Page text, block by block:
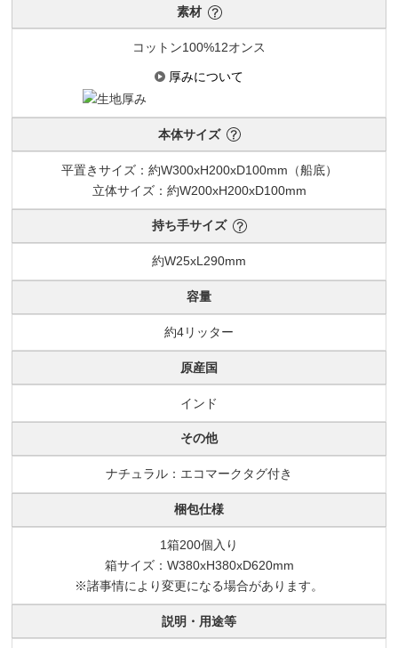
素材
コットン100%12オンス
厚みについて
本体サイズ
平置きサイズ：約W300xH200xD100mm（船底）
立体サイズ：約W200xH200xD100mm
持ち手サイズ
約W25xL290mm
容量
約4リッター
原産国
インド
その他
ナチュラル：エコマークタグ付き
梱包仕様
1箱200個入り
箱サイズ：W380xH380xD620mm
※諸事情により変更になる場合があります。
説明・用途等